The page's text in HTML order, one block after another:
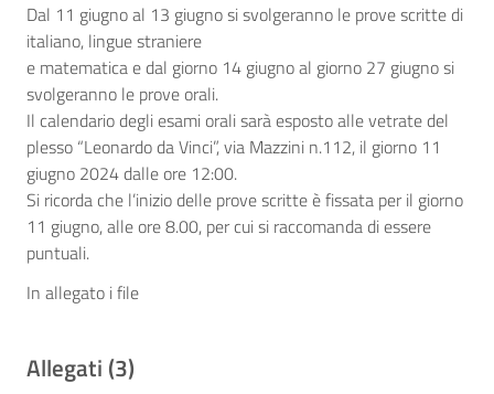
Dal 11 giugno al 13 giugno si svolgeranno le prove scritte di
italiano, lingue straniere
e matematica e dal giorno 14 giugno al giorno 27 giugno si
svolgeranno le prove orali.
Il calendario degli esami orali sarà esposto alle vetrate del
plesso “Leonardo da Vinci”, via Mazzini n.112, il giorno 11
giugno 2024 dalle ore 12:00.
Si ricorda che l’inizio delle prove scritte è fissata per il giorno
11 giugno, alle ore 8.00, per cui si raccomanda di essere
puntuali.
In allegato i file
Allegati (3)